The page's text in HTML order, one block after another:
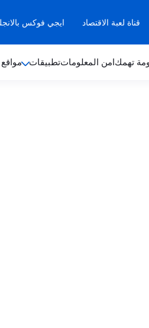
قناة لعبة الاقتصاد ايجي فوكس
تهمكامن المعلوماتتطبيقات